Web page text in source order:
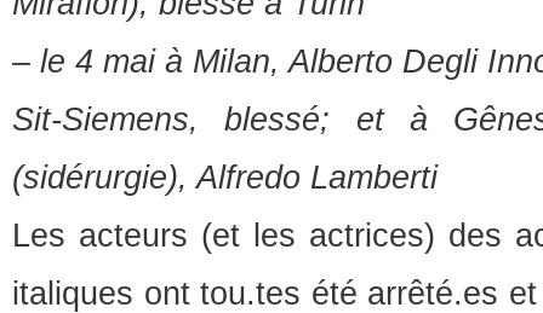
– le 4 mai à Milan, Alberto Degli
Sit-Siemens, blessé; et à
(sidérurgie), Alfredo Lamberti
Les acteurs (et les actrices) des
italiques ont tou.tes été arrêté.es